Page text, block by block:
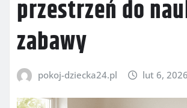
przestrzeń do
zabawy
pokoj-dziecka24.pl lut 6, 2026